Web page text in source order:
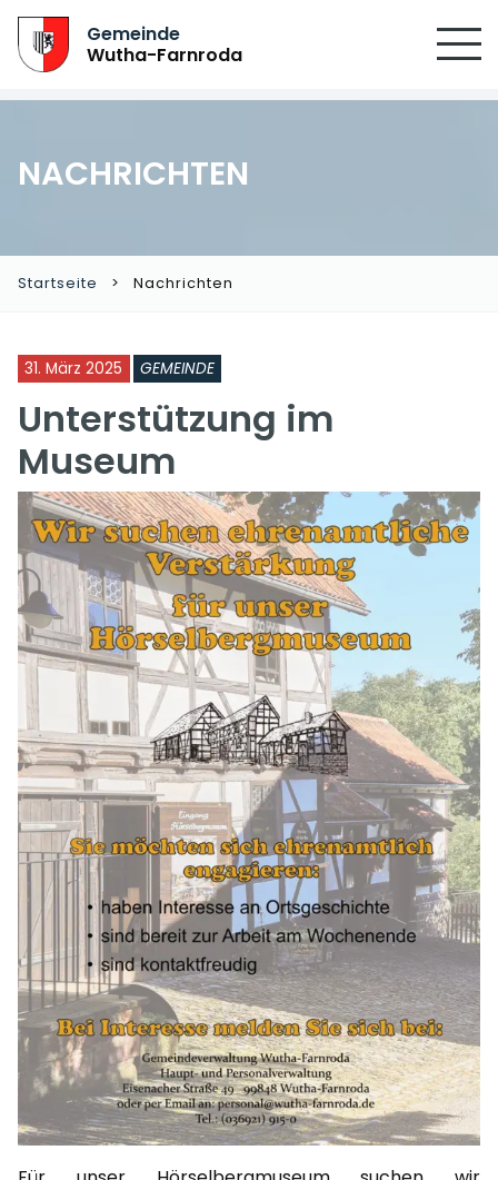
Gemeinde
Wutha-Farnroda
NACHRICHTEN
Startseite Nachrichten
31. März 2025 GEMEINDE
Unterstützung im
Museum